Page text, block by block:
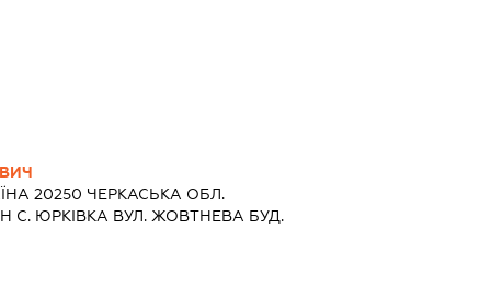
20250 ЧЕРКАСЬКА ОБЛ.
С. ЮРКІВКА ВУЛ. ЖОВТНЕВА БУД.